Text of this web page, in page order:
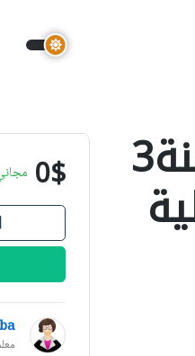
اسئلة اختبار في مادة التاريخ للسنة3 0$